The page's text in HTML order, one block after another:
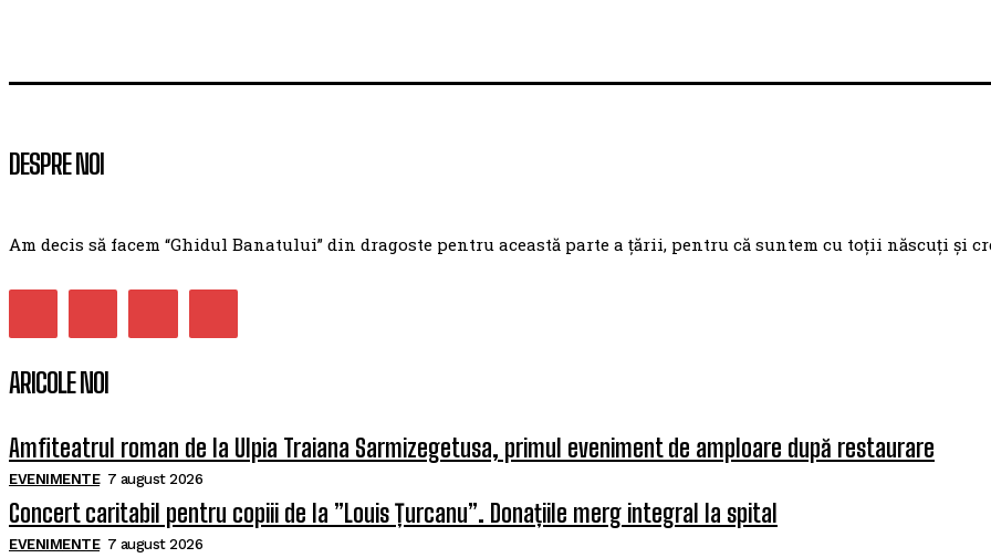
DESPRE NOI
Am decis să facem “Ghidul Banatului” din dragoste pentru această parte a țării, pentru că suntem cu toții născuți și
ARICOLE NOI
Amfiteatrul roman de la Ulpia Traiana Sarmizegetusa, primul eveniment de amploare după restaurare
EVENIMENTE 7 august 2026
Concert caritabil pentru copiii de la ”Louis Țurcanu”. Donațiile merg integral la spital
EVENIMENTE 7 august 2026